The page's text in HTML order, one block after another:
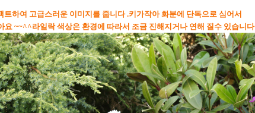
트하여 고급스러운 이미지를 줍니다 .키가작아 화분에 단독으로 심어서
~~^^라일락 색상은 환경에 따라서 조금 진해지거나 연해 질수 있습니다